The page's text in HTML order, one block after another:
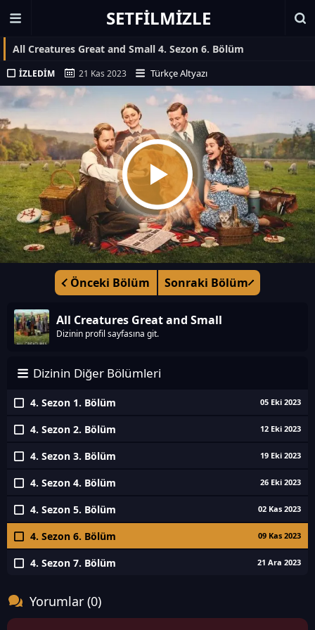
SETFILMIZLE
All Creatures Great and Small 4. Sezon 6. Bölüm
İZLEDIM 21 Kas 2023 Türkçe Altyazı
Önceki Bölüm Sonraki Bölüm
All Creatures Great and Small
Dizinin profil sayfasına git.
Dizinin Diğer Bölümleri
4. Sezon 1. Bölüm 05 Eki 2023
4. Sezon 2. Bölüm 12 Eki 2023
4. Sezon 3. Bölüm 19 Eki 2023
4. Sezon 4. Bölüm 26 Eki 2023
4. Sezon 5. Bölüm 02 Kas 2023
4. Sezon 6. Bölüm 09 Kas 2023
4. Sezon 7. Bölüm 21 Ara 2023
Yorumlar (0)